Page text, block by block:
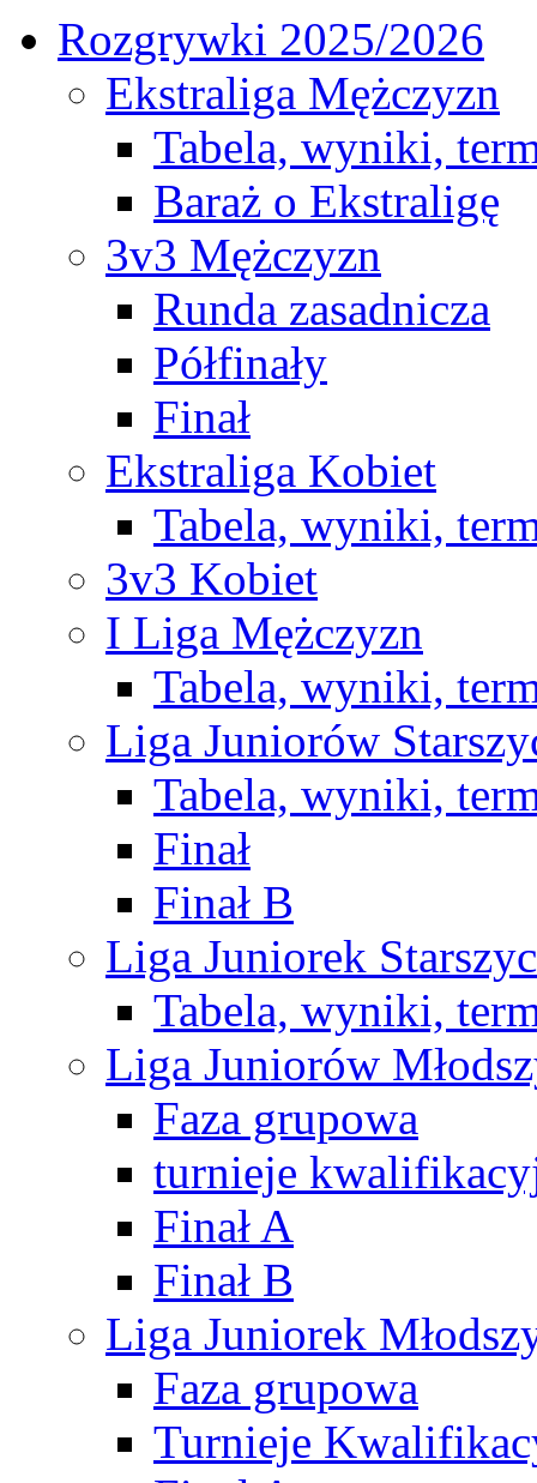
Rozgrywki 2025/2026
Ekstraliga Mężczyzn
Tabela, wyniki,
Baraż o Ekstraligę
3v3 Mężczyzn
Runda zasadnicza
Półfinały
Finał
Ekstraliga Kobiet
Tabela, wyniki,
3v3 Kobiet
I Liga Mężczyzn
Tabela, wyniki,
Liga Juniorów
Tabela, wyniki,
Finał
Finał B
Liga Juniorek
Tabela, wyniki,
Liga Juniorów
Faza grupowa
turnieje
Finał A
Finał B
Liga Juniorek
Faza grupowa
Turnieje